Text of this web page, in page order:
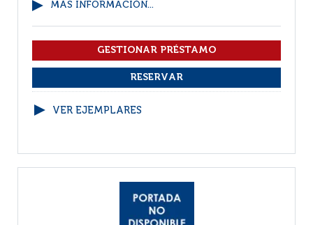
MÁS INFORMACIÓN...
VER EJEMPLARES